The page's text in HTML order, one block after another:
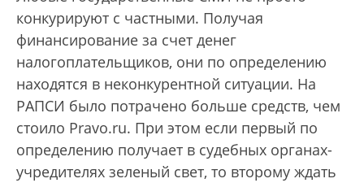
конкурируют с частными. Получая
финансирование за счет денег
налогоплательщиков, они по определению
находятся в неконкурентной ситуации. На
РАПСИ было потрачено больше средств, чем
стоило Pravo.ru. При этом если первый по
определению получает в судебных органах-
учредителях зеленый свет, то второму ждать